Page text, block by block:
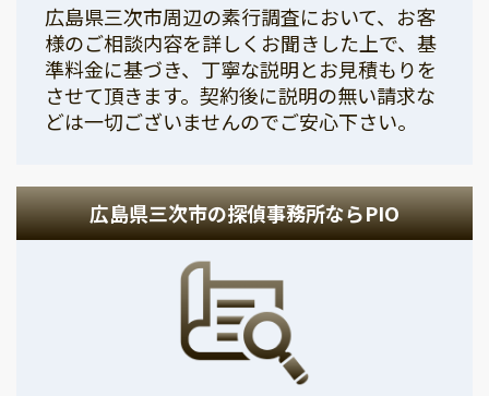
広島県三次市周辺の素行調査において、お客
様のご相談内容を詳しくお聞きした上で、基
準料金に基づき、丁寧な説明とお見積もりを
させて頂きます。契約後に説明の無い請求な
どは一切ございませんのでご安心下さい。
広島県三次市の探偵事務所ならPIO